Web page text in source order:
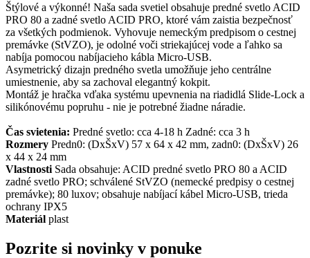
Štýlové a výkonné! Naša sada svetiel obsahuje predné svetlo ACID
PRO 80 a zadné svetlo ACID PRO, ktoré vám zaistia bezpečnosť
za všetkých podmienok. Vyhovuje nemeckým predpisom o cestnej
premávke (StVZO), je odolné voči striekajúcej vode a ľahko sa
nabíja pomocou nabíjacieho kábla Micro-USB.
Asymetrický dizajn predného svetla umožňuje jeho centrálne
umiestnenie, aby sa zachoval elegantný kokpit.
Montáž je hračka vďaka systému upevnenia na riadidlá Slide-Lock a
silikónovému popruhu - nie je potrebné žiadne náradie.
Čas svietenia: Predné svetlo: cca 4-18 h Zadné: cca 3 h
Rozmery Predn0: (DxŠxV) 57 x 64 x 42 mm, zadn0: (DxŠxV) 26
x 44 x 24 mm
Vlastnosti Sada obsahuje: ACID predné svetlo PRO 80 a ACID
zadné svetlo PRO; schválené StVZO (nemecké predpisy o cestnej
premávke); 80 luxov; obsahuje nabíjací kábel Micro-USB, trieda
ochrany IPX5
Materiál plast
Pozrite si novinky v ponuke